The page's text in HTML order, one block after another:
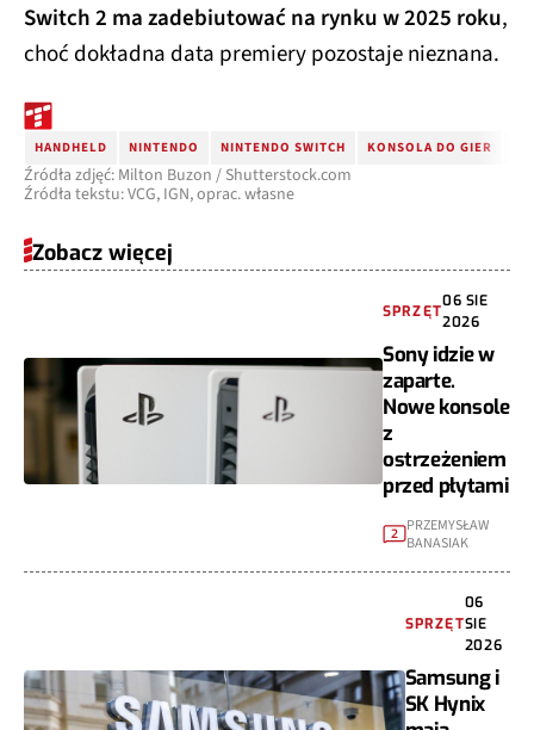
Switch 2 ma zadebiutować na rynku w 2025 roku,
choć dokładna data premiery pozostaje nieznana.
HANDHELD NINTENDO NINTENDO SWITCH KONSOLA DO GIER
Źródła zdjęć: Milton Buzon / Shutterstock.com
Źródła tekstu: VCG, IGN, oprac. własne
Zobacz więcej
SPRZĘT
06 SIE
2026
Sony idzie w
zaparte.
Nowe konsole
z
ostrzeżeniem
przed płytami
2 PRZEMYSŁAW
BANASIAK
SPRZĘT
06
SIE
2026
Samsung i
SK Hynix